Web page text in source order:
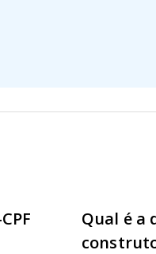
Qual é a